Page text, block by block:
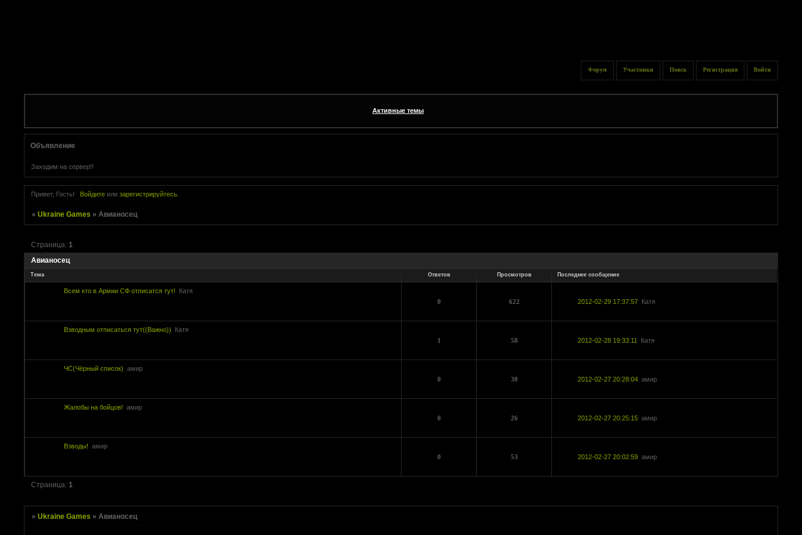
Форум Участники Поиск Регистрация Войти
Активные темы
Объявление
Заходим на сервер!!
Привет, Гость! Войдитеили зарегистрируйтесь.
»Ukraine Games »Авианосец
Авианосец
Страница:1
Тема Ответов Просмотров Последнее сообщение
Всем кто в Армии СФ отписатся тут!
Катя
0
622 2012-02-29 17:37:57 Катя
Взводным отписаться тут((Важно))
Катя
1
58 2012-02-28 19:33:11 Катя
ЧС(Чёрный список)
амир
0
30 2012-02-27 20:28:04 амир
Жалобы на бойцов!
амир
0
26 2012-02-27 20:25:15 амир
Взводы!
амир
0
53 2012-02-27 20:02:59 амир
Страница:1
»Ukraine Games » Авианосец